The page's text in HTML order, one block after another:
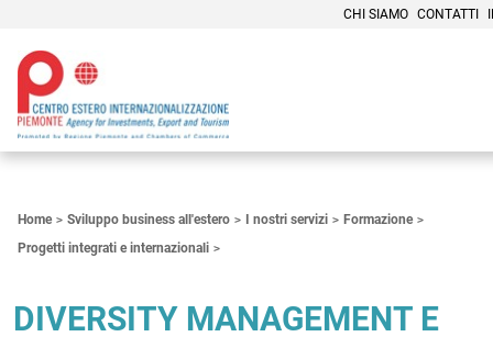
CHI SIAMO CONTATTI
Home Sviluppo business all'estero I nostri servizi
Formazione
Progetti integrati e internazionali
DIVERSITY MANAGEMENT E